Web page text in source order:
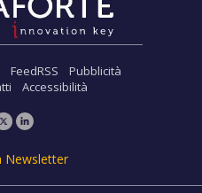
FeedRSS
Pubblicità
Accessibilità
Newsletter